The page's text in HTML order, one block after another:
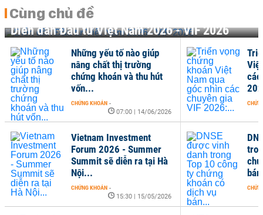
Cùng chủ đề
Diễn đàn Đầu tư Việt Nam 2026 - VIF 2026
Những yếu tố nào giúp
nâng chất thị trường
chứng khoán và thu hút
vốn...
CHỨNG KHOÁN -
07:00 | 14/06/2026
Vietnam Investment
Forum 2026 - Summer
Summit sẽ diễn ra tại Hà
Nội...
CHỨNG KHOÁN -
15:30 | 15/05/2026